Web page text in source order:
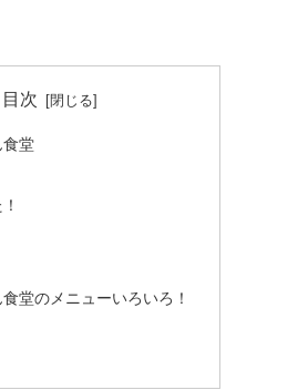
目次
食堂
堂のメニューいろいろ！